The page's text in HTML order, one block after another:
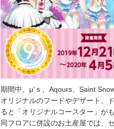
期間中、μ’ｓ、Aqours、Saint
オリジナルのフードやデザート、
ると「オリジナルコースター」が
同フロアに併設のお土産屋では、